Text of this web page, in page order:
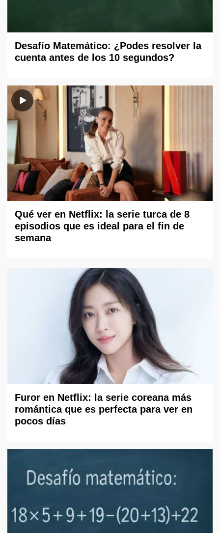
Desafío Matemático: ¿Podes resolver la
cuenta antes de los 10 segundos?
Qué ver en Netflix: la serie turca de 8
episodios que es ideal para el fin de
semana
Furor en Netflix: la serie coreana más
romántica que es perfecta para ver en
pocos días